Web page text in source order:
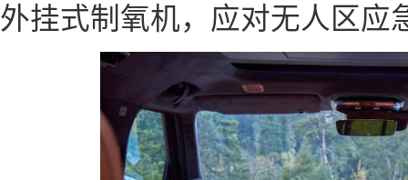
外挂式制氧机，应对无人区应